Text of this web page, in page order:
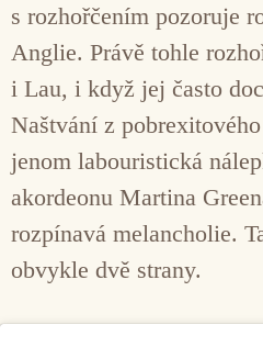
s rozhořčením pozoruje
Anglie. Právě tohle
i Lau, i když jej často
Naštvání z
jenom labouristická
akordeonu Martina
rozpínavá melancholie.
obvykle dvě strany.